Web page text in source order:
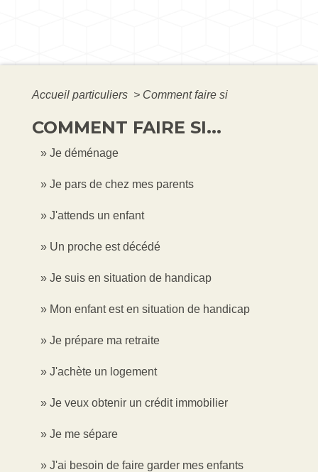
Accueil particuliers > Comment faire si
COMMENT FAIRE SI...
Je déménage
Je pars de chez mes parents
J'attends un enfant
Un proche est décédé
Je suis en situation de handicap
Mon enfant est en situation de handicap
Je prépare ma retraite
J'achète un logement
Je veux obtenir un crédit immobilier
Je me sépare
J'ai besoin de faire garder mes enfants